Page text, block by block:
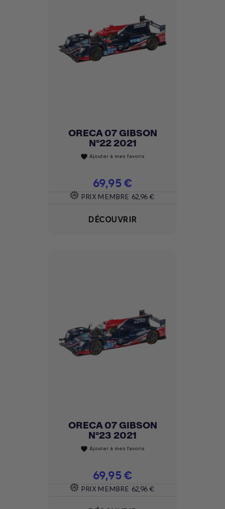
ORECA 07 GIBSON
N°22 2021
favorite Ajouter à mes favoris
Prix
69,95 €
PRIX MEMBRE 62,96 €
DÉCOUVRIR
ORECA 07 GIBSON
N°23 2021
favorite Ajouter à mes favoris
Prix
69,95 €
PRIX MEMBRE 62,96 €